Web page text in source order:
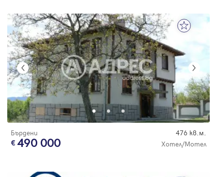
Бърдени 476 кв.м.
490 000 Хотел/Мотел